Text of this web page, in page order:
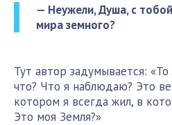
— Неужели, Душа, с
мира земного?
Тут автор задумывается:
что? Что я наблюдаю? Это
котором я всегда жил, в
Это моя Земля?»